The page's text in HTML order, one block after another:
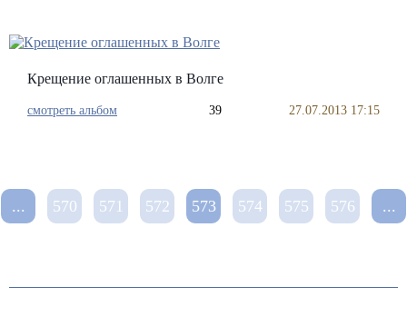
Крещение оглашенных в Волге
смотреть альбом 39 27.07.2013 17:15
... 570 571 572 573 574 575 576 ...